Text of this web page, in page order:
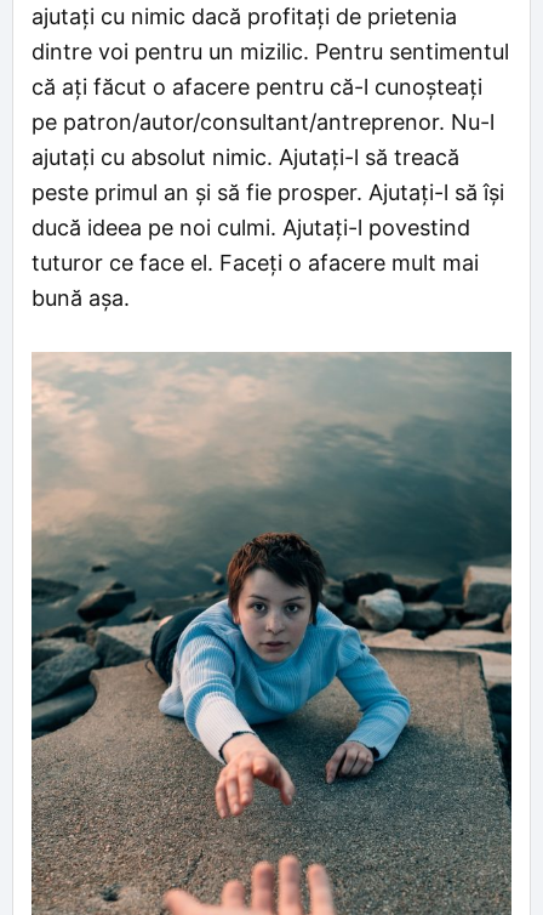
ajutați cu nimic dacă profitați de prietenia
dintre voi pentru un mizilic. Pentru sentimentul
că ați făcut o afacere pentru că-l cunoșteați
pe patron/autor/consultant/antreprenor. Nu-l
ajutați cu absolut nimic. Ajutați-l să treacă
peste primul an și să fie prosper. Ajutați-l să își
ducă ideea pe noi culmi. Ajutați-l povestind
tuturor ce face el. Faceți o afacere mult mai
bună așa.